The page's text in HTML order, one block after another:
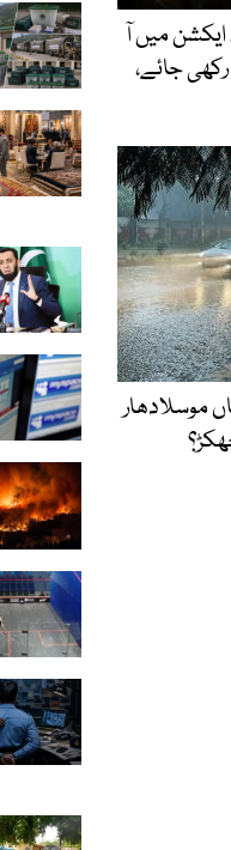
میں آ
جائے،
موسلادھار